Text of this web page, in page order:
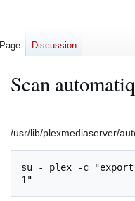
Scan
à
la
navigation
à
la
recherche
/usr/lib/plexmediaserver/
su - plex -c "export
Page Discussion